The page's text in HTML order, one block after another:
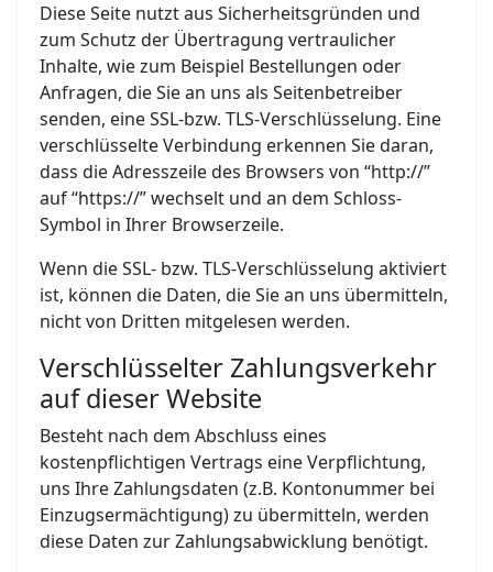
Diese Seite nutzt aus Sicherheitsgründen und
zum Schutz der Übertragung vertraulicher
Inhalte, wie zum Beispiel Bestellungen oder
Anfragen, die Sie an uns als Seitenbetreiber
senden, eine SSL-bzw. TLS-Verschlüsselung. Eine
verschlüsselte Verbindung erkennen Sie daran,
dass die Adresszeile des Browsers von “http://”
auf “https://” wechselt und an dem Schloss-
Symbol in Ihrer Browserzeile.
Wenn die SSL- bzw. TLS-Verschlüsselung aktiviert
ist, können die Daten, die Sie an uns übermitteln,
nicht von Dritten mitgelesen werden.
Verschlüsselter Zahlungsverkehr
auf dieser Website
Besteht nach dem Abschluss eines
kostenpflichtigen Vertrags eine Verpflichtung,
uns Ihre Zahlungsdaten (z.B. Kontonummer bei
Einzugsermächtigung) zu übermitteln, werden
diese Daten zur Zahlungsabwicklung benötigt.